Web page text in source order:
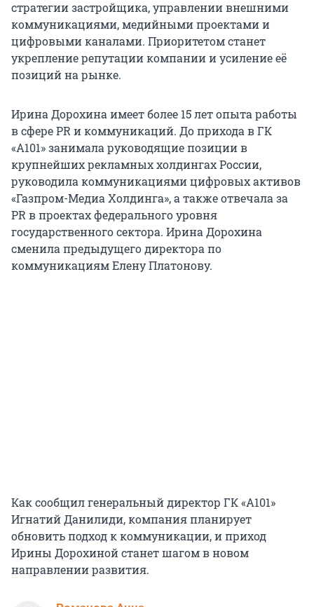
стратегии застройщика, управлении внешними
коммуникациями, медийными проектами и
цифровыми каналами. Приоритетом станет
укрепление репутации компании и усиление её
позиций на рынке.
Ирина Дорохина имеет более 15 лет опыта работы
в сфере PR и коммуникаций. До прихода в ГК
«А101» занимала руководящие позиции в
крупнейших рекламных холдингах России,
руководила коммуникациями цифровых активов
«Газпром-Медиа Холдинга», а также отвечала за
PR в проектах федерального уровня
государственного сектора. Ирина Дорохина
сменила предыдущего директора по
коммуникациям Елену Платонову.
Как сообщил генеральный директор ГК «А101»
Игнатий Данилиди, компания планирует
обновить подход к коммуникации, и приход
Ирины Дорохиной станет шагом в новом
направлении развития.